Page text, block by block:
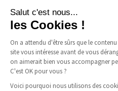
Salut c'est nous...
les Cookies !
On a attendu d'être sûrs que le contenu
site vous intéresse avant de vous
on aimerait bien vous accompagner
C'est OK pour vous ?
Voici pourquoi nous utilisons des
Mon compte
CGU
Politique de confidentialité et de
Mentions légales
Guide des tailles bagues
Guide des tailles colliers